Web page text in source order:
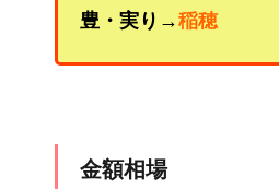
豊・実り→稲穂
金額相場